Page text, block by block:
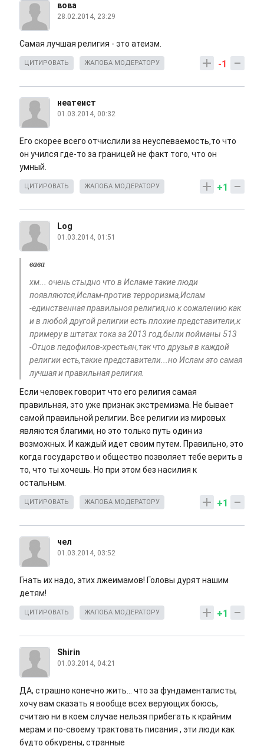
вова
28.02.2014, 23:29
Самая лучшая религия - это атеизм.
-1
ЦИТИРОВАТЬ ЖАЛОБА МОДЕРАТОРУ
неатеист
01.03.2014, 00:32
Его скорее всего отчислили за неуспеваемость,то что
он учился где-то за границей не факт того, что он
умный.
+1
ЦИТИРОВАТЬ ЖАЛОБА МОДЕРАТОРУ
Log
01.03.2014, 01:51
вава
хм... очень стыдно что в Исламе такие люди
появляются,Ислам-против терроризма,Ислам
-единственная правильноя религия,но к сожалению как
и в любой другой религии есть плохие представители,к
примеру в штатах тока за 2013 год,были пойманы 513
-Отцов педофилов-хрестьян,так что друзья в каждой
религии есть,такие представители...но Ислам это самая
лучшая и правильная религия.
Если человек говорит что его религия самая
правильная, это уже признак экстремизма. Не бывает
самой правильной религии. Все религии из мировых
являются благими, но это только путь один из
возможных. И каждый идет своим путем. Правильно, это
когда государство и общество позволяет тебе верить в
то, что ты хочешь. Но при этом без насилия к
остальным.
+1
ЦИТИРОВАТЬ ЖАЛОБА МОДЕРАТОРУ
чел
01.03.2014, 03:52
Гнать их надо, этих лжеимамов! Головы дурят нашим
детям!
+1
ЦИТИРОВАТЬ ЖАЛОБА МОДЕРАТОРУ
Shirin
01.03.2014, 04:21
ДА, страшно конечно жить... что за фундаменталисты,
хочу вам сказать я вообще всех верующих боюсь,
считаю ни в коем случае нельзя прибегать к крайним
мерам и по-своему трактовать писания , эти люди как
будто обкурены, странные